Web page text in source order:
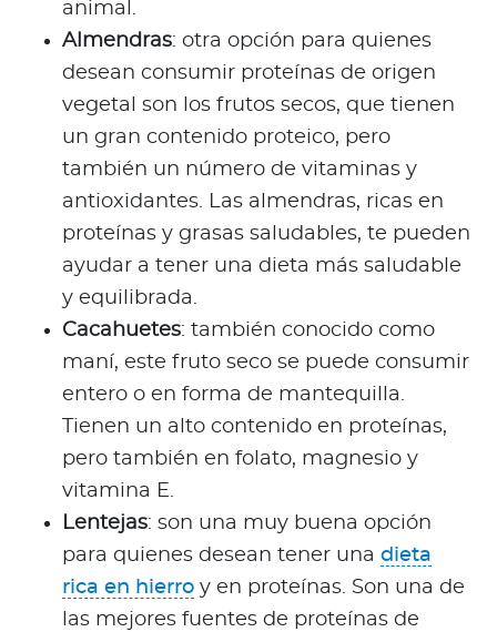
animal.
Almendras: otra opción para quienes
desean consumir proteínas de origen
vegetal son los frutos secos, que tienen
un gran contenido proteico, pero
también un número de vitaminas y
antioxidantes. Las almendras, ricas en
proteínas y grasas saludables, te pueden
ayudar a tener una dieta más saludable
y equilibrada.
Cacahuetes: también conocido como
maní, este fruto seco se puede consumir
entero o en forma de mantequilla.
Tienen un alto contenido en proteínas,
pero también en folato, magnesio y
vitamina E.
Lentejas: son una muy buena opción
para quienes desean tener una dieta
rica en hierro y en proteínas. Son una de
las mejores fuentes de proteínas de